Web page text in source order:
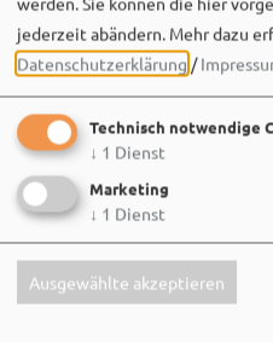
Stadt Weißenburg
06. August um 16:08 via
🌳
Die alte Weide am
jederzeit abändern. Mehr dazu
Datenschutzerklärung /
Technisch notwendige
↓ 1 Dienst
Marketing
↓ 1 Dienst
Ausgewählte akzeptieren